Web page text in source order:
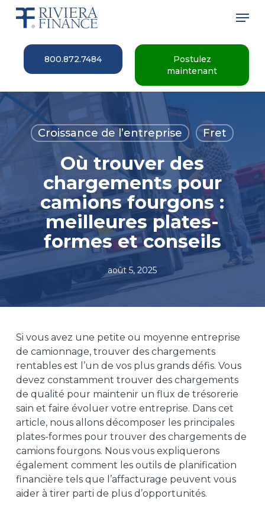
Skip
content
800.872.7484
Postulez
maintenant
Croissance de l’entreprise Fret
Où trouver des
chargements pour
camions fourgons :
meilleures plates-
formes et conseils
août 5, 2025
Si vous avez une petite ou moyenne entreprise
de camionnage, trouver des chargements
rentables est l’un de vos plus grands défis. Vous
devez constamment trouver des chargements
de qualité pour maintenir un flux de trésorerie
sain et faire évoluer votre entreprise. Dans cet
article, nous allons décomposer les principales
plates-formes pour trouver des chargements de
camions fourgons. Nous vous expliquerons
également comment les outils de planification
financière tels que l’affacturage peuvent vous
aider à tirer parti de plus d’opportunités.
Menu